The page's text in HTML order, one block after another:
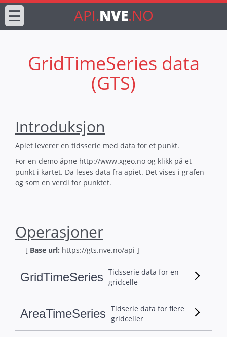
API.NVE.NO
☰
GridTimeSeries data
(GTS)
Introduksjon
Apiet leverer en tidsserie med data for et punkt.
For en demo åpne http://www.xgeo.no og klikk på et
punkt i kartet. Da leses data fra apiet. Det vises i grafen
og som en verdi for punktet.
Operasjoner
[ Base url: https://gts.nve.no/api ]
GridTimeSeries Tidsserie data for en
gridcelle
AreaTimeSeries Tidserie data for flere
gridceller